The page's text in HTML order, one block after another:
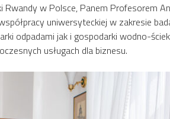
w Polsce, Panem Profesorem
uniwersyteckiej w zakresie
odpadami jak i gospodarki wodno-
usługach dla biznesu.